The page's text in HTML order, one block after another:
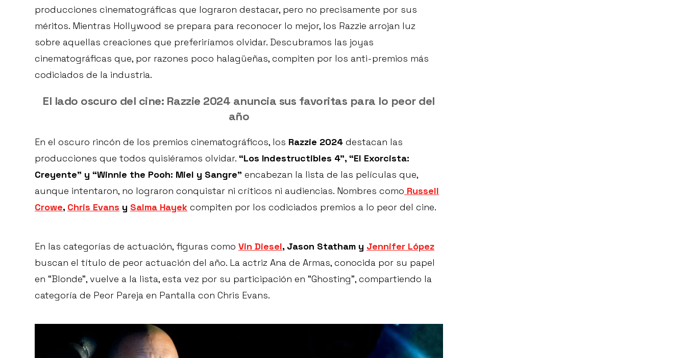
producciones cinematográficas que lograron destacar, pero no precisamente por sus
méritos. Mientras Hollywood se prepara para reconocer lo mejor, los Razzie arrojan luz
sobre aquellas creaciones que preferiríamos olvidar. Descubramos las joyas
cinematográficas que, por razones poco halagüeñas, compiten por los anti-premios más
codiciados de la industria.
El lado oscuro del cine: Razzie 2024 anuncia sus favoritas para lo peor del
año
En el oscuro rincón de los premios cinematográficos, los Razzie 2024 destacan las
producciones que todos quisiéramos olvidar. “Los Indestructibles 4", “El Exorcista:
Creyente” y “Winnie the Pooh: Miel y Sangre” encabezan la lista de las películas que,
aunque intentaron, no lograron conquistar ni críticos ni audiencias. Nombres como Russell
Crowe, Chris Evans y Salma Hayek compiten por los codiciados premios a lo peor del cine.
En las categorías de actuación, figuras como Vin Diesel, Jason Statham y Jennifer López
buscan el título de peor actuación del año. La actriz Ana de Armas, conocida por su papel
en “Blonde”, vuelve a la lista, esta vez por su participación en “Ghosting”, compartiendo la
categoría de Peor Pareja en Pantalla con Chris Evans.